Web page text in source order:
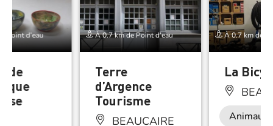
Point d’eau
de
À 0.7 km de Point d’eau
Terre
d’Argence
Tourisme
BEAUCAIRE
À 0.7 km de
La
Animaux